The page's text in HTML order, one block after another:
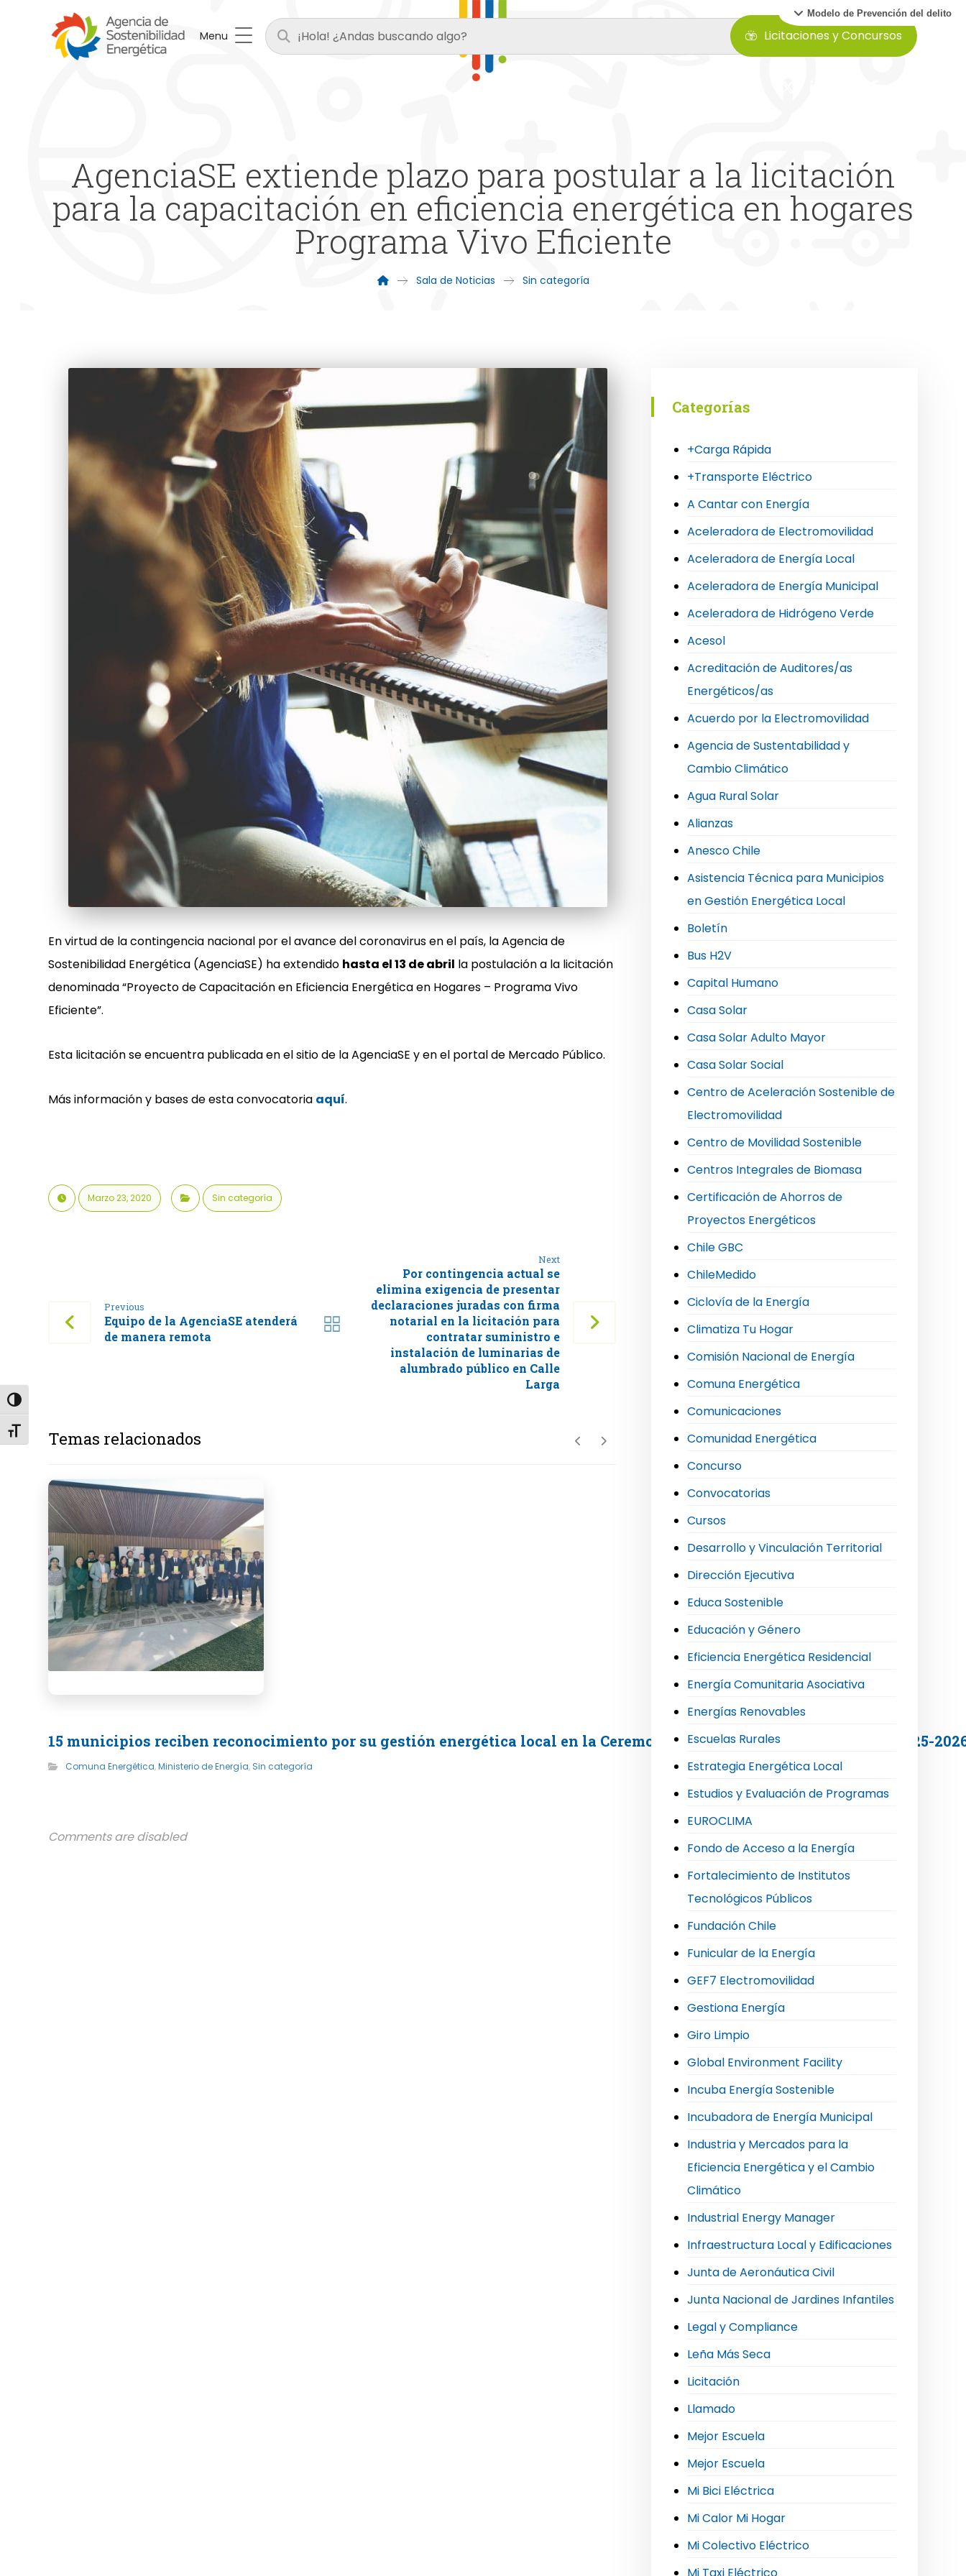
Alternar alto contraste
Alternar tamaño de letra
Modelo de Prevención del delito
Menu Licitaciones y Concursos
AgenciaSE extiende plazo para postular a la licitación
para la capacitación en eficiencia energética en hogares
Programa Vivo Eficiente
Sala de Noticias Sin categoría
En virtud de la contingencia nacional por el avance del coronavirus en el país, la Agencia de
Sostenibilidad Energética (AgenciaSE) ha extendido hasta el 13 de abril la postulación a la licitación
denominada “Proyecto de Capacitación en Eficiencia Energética en Hogares – Programa Vivo
Eficiente”.
Esta licitación se encuentra publicada en el sitio de la AgenciaSE y en el portal de Mercado Público.
Más información y bases de esta convocatoria aquí.
Marzo 23, 2020 Sin categoría
Previous
Equipo de la AgenciaSE atenderá
de manera remota
Next
Por contingencia actual se
elimina exigencia de presentar
declaraciones juradas con firma
notarial en la licitación para
contratar suministro e
instalación de luminarias de
alumbrado público en Calle
Larga
Temas relacionados
15 municipios reciben reconocimiento por su gestión energética local en la Ceremonia del Sello Comuna Energética 2025-
Comuna Energética,Ministerio de Energía, Sin categoría
Comments are disabled
Categorías
+Carga Rápida
+Transporte Eléctrico
A Cantar con Energía
Aceleradora de Electromovilidad
Aceleradora de Energía Local
Aceleradora de Energía Municipal
Aceleradora de Hidrógeno Verde
Acesol
Acreditación de Auditores/as
Energéticos/as
Acuerdo por la Electromovilidad
Agencia de Sustentabilidad y
Cambio Climático
Agua Rural Solar
Alianzas
Anesco Chile
Asistencia Técnica para Municipios
en Gestión Energética Local
Boletín
Bus H2V
Capital Humano
Casa Solar
Casa Solar Adulto Mayor
Casa Solar Social
Centro de Aceleración Sostenible de
Electromovilidad
Centro de Movilidad Sostenible
Centros Integrales de Biomasa
Certificación de Ahorros de
Proyectos Energéticos
Chile GBC
ChileMedido
Ciclovía de la Energía
Climatiza Tu Hogar
Comisión Nacional de Energía
Comuna Energética
Comunicaciones
Comunidad Energética
Concurso
Convocatorias
Cursos
Desarrollo y Vinculación Territorial
Dirección Ejecutiva
Educa Sostenible
Educación y Género
Eficiencia Energética Residencial
Energía Comunitaria Asociativa
Energías Renovables
Escuelas Rurales
Estrategia Energética Local
Estudios y Evaluación de Programas
EUROCLIMA
Fondo de Acceso a la Energía
Fortalecimiento de Institutos
Tecnológicos Públicos
Fundación Chile
Funicular de la Energía
GEF7 Electromovilidad
Gestiona Energía
Giro Limpio
Global Environment Facility
Incuba Energía Sostenible
Incubadora de Energía Municipal
Industria y Mercados para la
Eficiencia Energética y el Cambio
Climático
Industrial Energy Manager
Infraestructura Local y Edificaciones
Junta de Aeronáutica Civil
Junta Nacional de Jardines Infantiles
Legal y Compliance
Leña Más Seca
Licitación
Llamado
Mejor Escuela
Mejor Escuela
Mi Bici Eléctrica
Mi Calor Mi Hogar
Mi Colectivo Eléctrico